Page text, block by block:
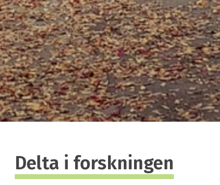
Delta i forskningen